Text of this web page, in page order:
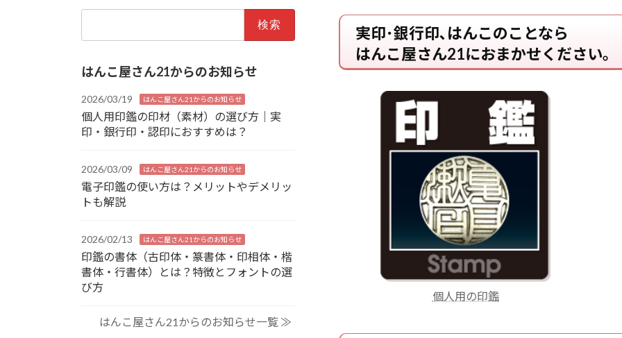
実印･銀行印､はんこのことなら
はんこ屋さん21におまかせください。
個人用の印鑑
はんこ屋さん21からのお知らせ
2026/03/19 はんこ屋さん21からのお知らせ
個人用印鑑の印材（素材）の選び方｜実
印・銀行印・認印におすすめは？
2026/03/09 はんこ屋さん21からのお知らせ
電子印鑑の使い方は？メリットやデメリッ
トも解説
2026/02/13 はんこ屋さん21からのお知らせ
印鑑の書体（古印体・篆書体・印相体・楷
書体・行書体）とは？特徴とフォントの選
び方
はんこ屋さん21からのお知らせ一覧 ≫